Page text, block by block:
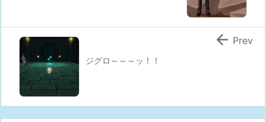
ジグロ～～～ッ！！
 Prev